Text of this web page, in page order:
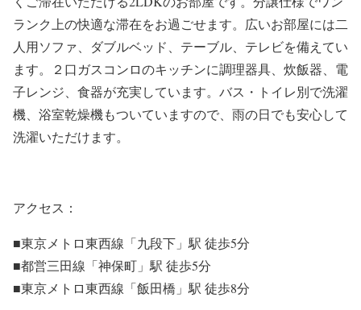
ランク上の快適な滞在をお過ごせます。広いお部屋には二
人用ソファ、ダブルベッド、テーブル、テレビを備えてい
ます。２口ガスコンロのキッチンに調理器具、炊飯器、電
子レンジ、食器が充実しています。バス・トイレ別で洗濯
機、浴室乾燥機もついていますので、雨の日でも安心して
洗濯いただけます。
アクセス：
■東京メトロ東西線「九段下」駅 徒歩5分
■都営三田線「神保町」駅 徒歩5分
■東京メトロ東西線「飯田橋」駅 徒歩8分